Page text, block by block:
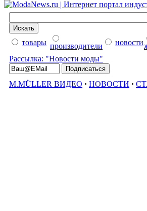
товары производители новости
Рассылка: "Новости моды"
M.MÜLLER ВИДЕО · НОВОСТИ ·